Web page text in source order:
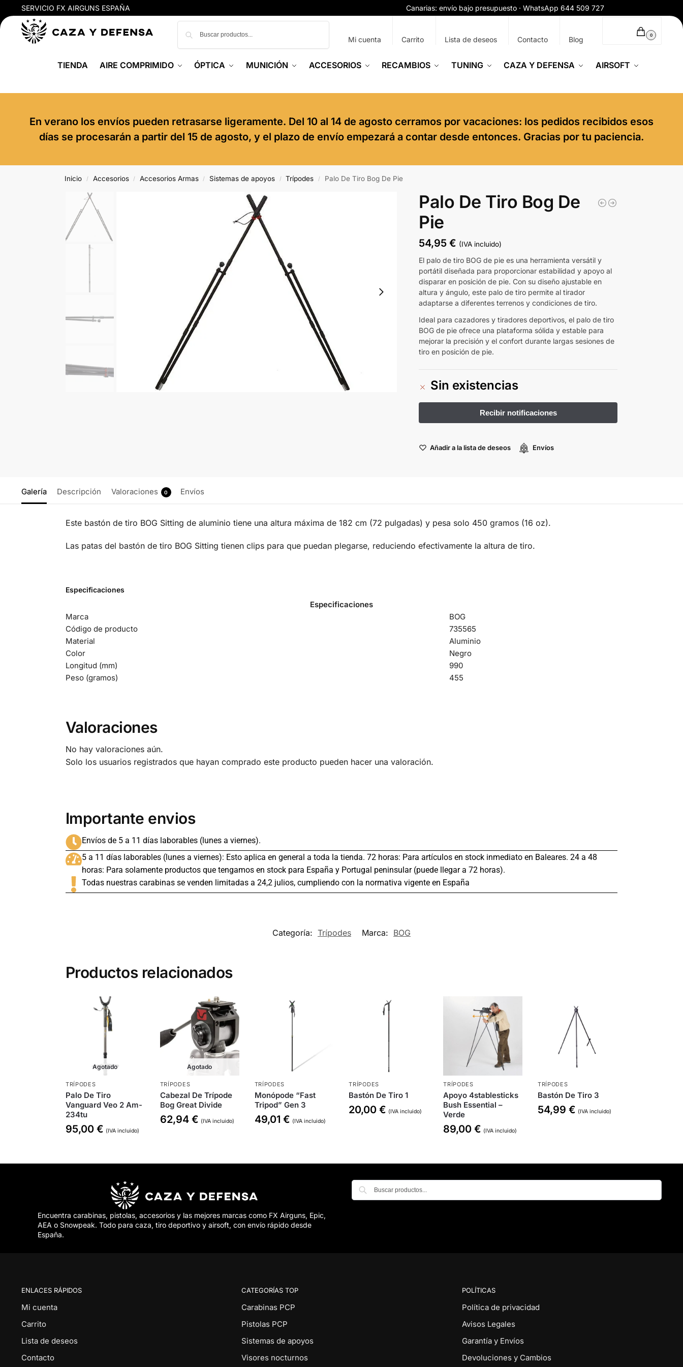
SERVICIO FX AIRGUNS ESPAÑA Canarias: envío bajo presupuesto · WhatsApp 644 509 727
Mi cuenta Carrito Lista de deseos Contacto Blog 0
TIENDA AIRE COMPRIMIDO ÓPTICA MUNICIÓN ACCESORIOS RECAMBIOS TUNING CAZA Y DEFENSA AIRSOFT
En verano los envíos pueden retrasarse ligeramente. Del 10 al 14 de agosto cerramos por vacaciones: los pedidos recibidos esos
días se procesarán a partir del 15 de agosto, y el plazo de envío empezará a contar desde entonces. Gracias por tu paciencia.
Inicio / Accesorios / Accesorios Armas / Sistemas de apoyos / Trípodes / Palo De Tiro Bog De Pie
Palo De Tiro Bog De
Pie
54,95€ (IVA incluido)
El palo de tiro BOG de pie es una herramienta versátil y
portátil diseñada para proporcionar estabilidad y apoyo al
disparar en posición de pie. Con su diseño ajustable en
altura y ángulo, este palo de tiro permite al tirador
adaptarse a diferentes terrenos y condiciones de tiro.
Ideal para cazadores y tiradores deportivos, el palo de tiro
BOG de pie ofrece una plataforma sólida y estable para
mejorar la precisión y el confort durante largas sesiones de
tiro en posición de pie.
Sin existencias
Añadir a la lista de deseos Envíos
Galería Descripción Valoraciones 0 Envíos
Este bastón de tiro BOG Sitting de aluminio tiene una altura máxima de 182 cm (72 pulgadas) y pesa solo 450 gramos (16 oz).
Las patas del bastón de tiro BOG Sitting tienen clips para que puedan plegarse, reduciendo efectivamente la altura de tiro.
Especificaciones
Especificaciones
Marca
BOG
Código de producto
735565
Material
Aluminio
Color
Negro
Longitud (mm)
990
Peso (gramos)
455
Valoraciones
No hay valoraciones aún.
Solo los usuarios registrados que hayan comprado este producto pueden hacer una valoración.
Importante envios
Envíos de 5 a 11 días laborables (lunes a viernes).
5 a 11 días laborables (lunes a viernes): Esto aplica en general a toda la tienda. 72 horas: Para artículos en stock inmediato en Baleares. 24 a 48
horas: Para solamente productos que tengamos en stock para España y Portugal peninsular (puede llegar a 72 horas).
Todas nuestras carabinas se venden limitadas a 24,2 julios, cumpliendo con la normativa vigente en España
Categoría: Trípodes Marca: BOG
Productos relacionados
Agotado
TRÍPODES
Palo De Tiro
Vanguard Veo 2 Am-
234tu
95,00 € (IVA incluido)
Agotado
TRÍPODES
Cabezal De Trípode
Bog Great Divide
62,94 € (IVA incluido)
TRÍPODES
Monópode “Fast
Tripod” Gen 3
49,01 € (IVA incluido)
TRÍPODES
Bastón De Tiro 1
20,00€ (IVA incluido)
TRÍPODES
Apoyo 4stablesticks
Bush Essential –
Verde
89,00€ (IVA incluido)
TRÍPODES
Bastón De Tiro 3
54,99 € (IVA incluido)
Encuentra carabinas, pistolas, accesorios y las mejores marcas como FX Airguns, Epic,
AEA o Snowpeak. Todo para caza, tiro deportivo y airsoft, con envío rápido desde
España.
ENLACES RÁPIDOS
Mi cuenta
Carrito
Lista de deseos
Contacto
CATEGORÍAS TOP
Carabinas PCP
Pistolas PCP
Sistemas de apoyos
Visores nocturnos
POLÍTICAS
Política de privacidad
Avisos Legales
Garantía y Envíos
Devoluciones y Cambios